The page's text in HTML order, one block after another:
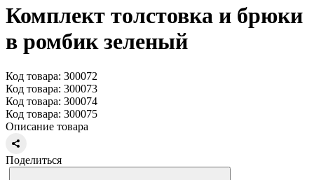
Комплект толстовка и брюки
в ромбик зеленый
Код товара: 300072
Код товара: 300073
Код товара: 300074
Код товара: 300075
Описание товара
Поделиться